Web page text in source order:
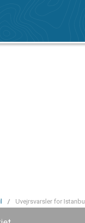
/ Uvejrsvarsler for Istanbul